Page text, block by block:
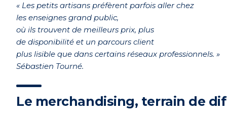
« Les petits artisans préfèrent parfois aller chez
les enseignes grand public,
où ils trouvent de meilleurs prix, plus
de disponibilité et un parcours client
plus lisible que dans certains réseaux professionnels. »
Sébastien Tourné.
Le merchandising, terrain de